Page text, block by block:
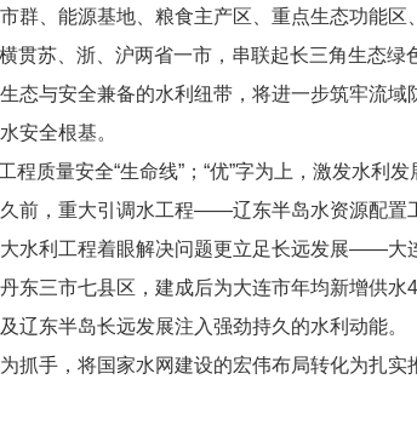
群、能源基地、粮食主产区、重点生态功能
贯苏、浙、沪两省一市，串联起长三角生态
态与安全兼备的水利纽带，将进一步筑牢流
安全根基。
程质量安全“生命线”；“优”字为上，激发水利
前，重大引调水工程——辽东半岛水资源配置
水利工程着眼解决问题更立足长远发展——大
东三市七县区，建成后为大连市年均新增供
辽东半岛长远发展注入强劲持久的水利动能。
手，将国家水网建设的宏伟布局转化为扎实